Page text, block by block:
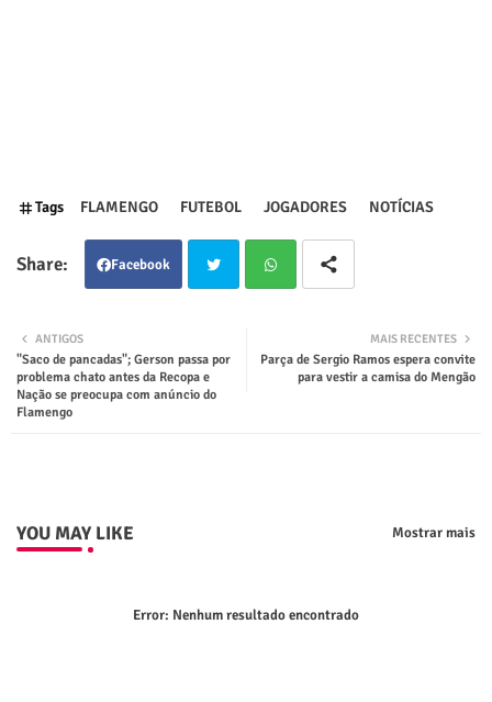
Tags FLAMENGO FUTEBOL JOGADORES NOTÍCIAS
Facebook
ter tsap
MAIS RECENTES
Parça de Sergio Ramos espera convite
para vestir a camisa do Mengão
ANTIGOS
"Saco de pancadas"; Gerson passa por
problema chato antes da Recopa e
Nação se preocupa com anúncio do
Flamengo
YOU MAY LIKE Mostrar mais
Error: Nenhum resultado encontrado